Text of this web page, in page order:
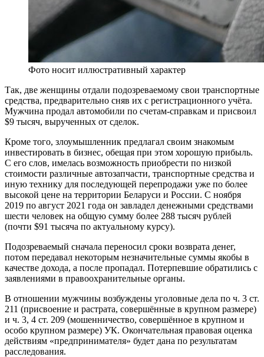
Фото носит иллюстративный характер
Так, две женщины отдали подозреваемому свои транспортные
средства, предварительно сняв их с регистрационного учёта.
Мужчина продал автомобили по счетам-справкам и присвоил
$9 тысяч, вырученных от сделок.
Кроме того, злоумышленник предлагал своим знакомым
инвестировать в бизнес, обещая при этом хорошую прибыль.
С его слов, имелась возможность приобрести по низкой
стоимости различные автозапчасти, транспортные средства и
иную технику для последующей перепродажи уже по более
высокой цене на территории Беларуси и России. С ноября
2019 по август 2021 года он завладел денежными средствами
шести человек на общую сумму более 288 тысяч рублей
(почти $91 тысяча по актуальному курсу).
Подозреваемый сначала переносил сроки возврата денег,
потом передавал некоторым незначительные суммы якобы в
качестве дохода, а после пропадал. Потерпевшие обратились с
заявлениями в правоохранительные органы.
В отношении мужчины возбуждены уголовные дела по ч. 3 ст.
211 (присвоение и растрата, совершённые в крупном размере)
и ч. 3, 4 ст. 209 (мошенничество, совершённое в крупном и
особо крупном размере) УК. Окончательная правовая оценка
действиям «предпринимателя» будет дана по результатам
расследования.